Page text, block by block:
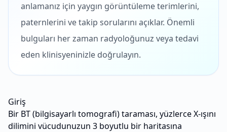
anlamanız için yaygın görüntüleme terimlerini,
paternlerini ve takip sorularını açıklar. Önemli
bulguları her zaman radyoloğunuz veya tedavi
eden klinisyeninizle doğrulayın.
Giriş
Bir BT (bilgisayarlı tomografi) taraması, yüzlerce X-ışını
dilimini vücudunuzun 3 boyutlu bir haritasına